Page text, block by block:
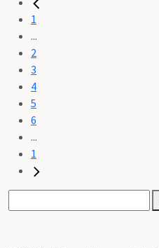
1
...
2
3
4
5
6
...
1